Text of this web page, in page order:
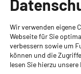
GYSO AG
Hauptsitz Kloten
Steinackerstrasse
8302 Kloten
Wir verwenden eigene
Webseite für Sie
verbessern sowie um
können und die
lesen Sie hierzu